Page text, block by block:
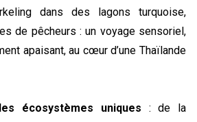
dans des lagons turquoise,
de pêcheurs : un voyage sensoriel,
apaisant, au cœur d’une Thaïlande
écosystèmes uniques : de la